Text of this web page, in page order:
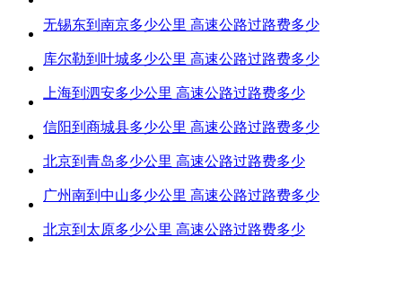
无锡东到南京多少公里 高速公路过路费多少
库尔勒到叶城多少公里 高速公路过路费多少
上海到泗安多少公里 高速公路过路费多少
信阳到商城县多少公里 高速公路过路费多少
北京到青岛多少公里 高速公路过路费多少
广州南到中山多少公里 高速公路过路费多少
北京到太原多少公里 高速公路过路费多少